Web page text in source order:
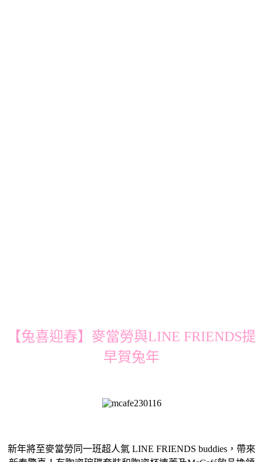
【兔喜迎春】麥當勞與LINE FRIENDS提
早賀兔年
新年將至麥當勞同一班超人氣 LINE FRIENDS buddies，帶來